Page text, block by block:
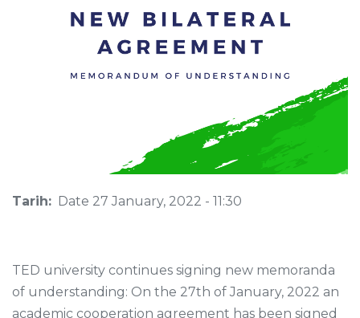
Tarih: Date 27 January, 2022 - 11:30
TED university continues signing new memoranda
of understanding: On the 27th of January, 2022 an
academic cooperation agreement has been signed